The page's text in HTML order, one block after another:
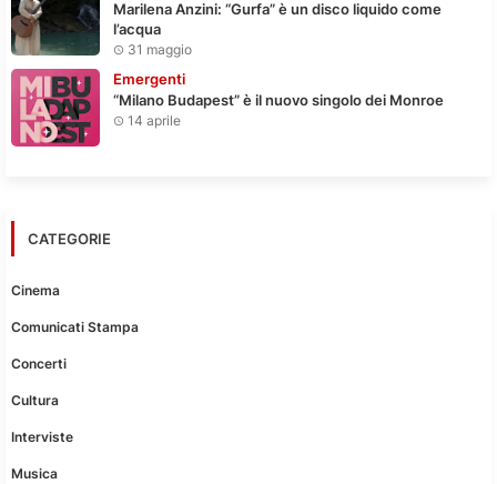
Marilena Anzini: “Gurfa” è un disco liquido come
l’acqua
31 maggio
Emergenti
“Milano Budapest” è il nuovo singolo dei Monroe
14 aprile
CATEGORIE
Cinema
Comunicati Stampa
Concerti
Cultura
Interviste
Musica